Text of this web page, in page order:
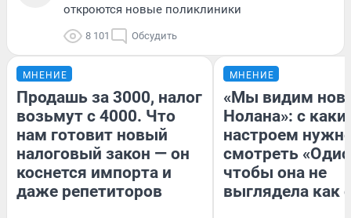
откроются новые поликлиники
8 101 Обсудить
МНЕНИЕ
Продашь за 3000, налог
возьмут с 4000. Что
нам готовит новый
налоговый закон — он
коснется импорта и
даже репетиторов
МНЕНИЕ
«Мы видим
Нолана»: с
настроем
смотреть
чтобы она не
выглядела как